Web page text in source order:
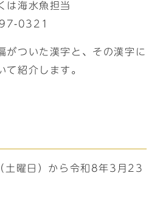
海水魚担当
0321
がついた漢字と、その漢字に
て紹介します。
曜日）から令和8年3月23